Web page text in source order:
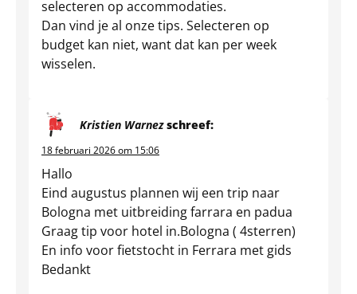
selecteren op accommodaties.
Dan vind je al onze tips. Selecteren op
budget kan niet, want dat kan per week
wisselen.
Kristien Warnez schreef:
18 februari 2026 om 15:06
Hallo
Eind augustus plannen wij een trip naar
Bologna met uitbreiding farrara en padua
Graag tip voor hotel in.Bologna ( 4sterren)
En info voor fietstocht in Ferrara met gids
Bedankt